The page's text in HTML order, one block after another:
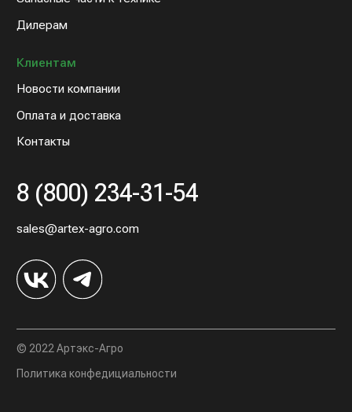
Политика конфедициальности
© 2022 Артэкс-Агро